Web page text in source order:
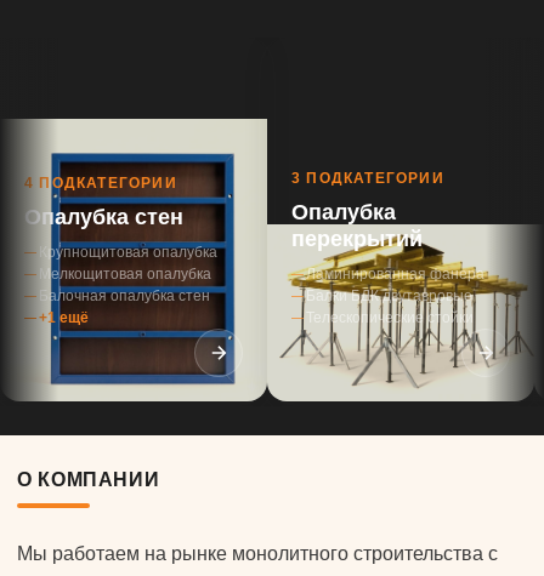
4 ПОДКАТЕГОРИИ
Опалубка стен
Крупнощитовая опалубка
Мелкощитовая опалубка
Балочная опалубка стен
+1 ещё
3 ПОДКАТЕГОРИИ
Опалубка
перекрытий
Ламинированная фанера
Балки БДК двутавровые
Телескопические стойки
О КОМПАНИИ
Мы работаем на рынке монолитного строительства с